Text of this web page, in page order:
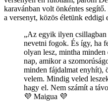
karavánban volt önkéntes
a versenyt, közös életünk eddigi
„Az egyik ilyen
nevetni fogok. És így, ha
olyan lesz, mintha
nap, amikor a
minden fájdalmat enyhít),
velem. Mindig veled
hagy el. Nem számít a
💜 Maigua 💜